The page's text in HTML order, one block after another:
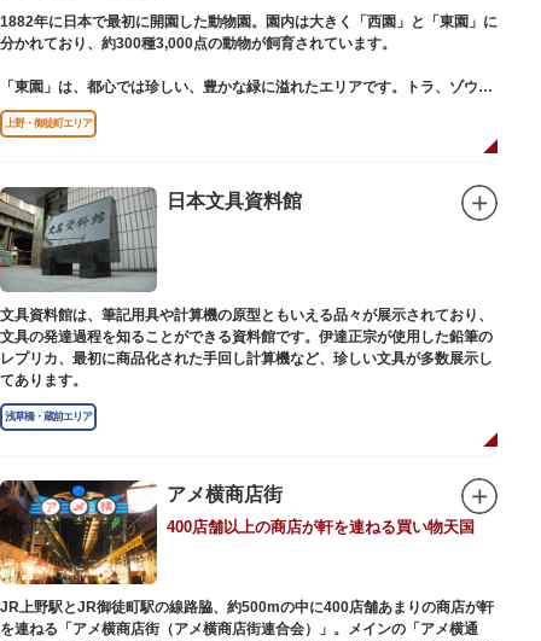
1882年に日本で最初に開園した動物園。園内は大きく「西園」と「東園」に
分かれており、約300種3,000点の動物が飼育されています。
「東園」は、都心では珍しい、豊かな緑に溢れたエリアです。トラ、ゾウな
どが住む森エリアや、ホッキョクグマやアザラシが住む海エリアでは、水浴
びなど迫力あるシーンが目撃できることもあります。国指定重要文化財の
一方「西園」は、蓮の名所としても知られる風光明媚な「不忍池」のほとり
に位置する区域。キリンやサイなどの人気動物をはじめ、アイアイや“動か
ない鳥”として話題のハシビロコウなどユニークな種も見られます。
子ども動物園「すてっぷ」では、小動物を間近で観察することを通じて、命
の大切さや生きものの魅力が学べる体験プログラムが実施されています。
歩き疲れたり、お腹が空いてきたら、園内にいくつかあるフードショップで
休憩しましょう。それぞれのお店で、動物たちをモチーフにした可愛いフー
ドやスイーツが食べられます。オリジナルグッズを取り扱うギフトショップ
も必見です。
上野・御徒町エリア
日本文具資料館
文具資料館は、筆記用具や計算機の原型ともいえる品々が展示されており、
文具の発達過程を知ることができる資料館です。伊達正宗が使用した鉛筆の
レプリカ、最初に商品化された手回し計算機など、珍しい文具が多数展示し
てあります。
浅草橋・蔵前エリア
アメ横商店街
400店舗以上の商店が軒を連ねる買い物天国
JR上野駅とJR御徒町駅の線路脇、約500mの中に400店舗あまりの商店が軒
を連ねる「アメ横商店街（アメ横商店街連合会）」。メインの「アメ横通